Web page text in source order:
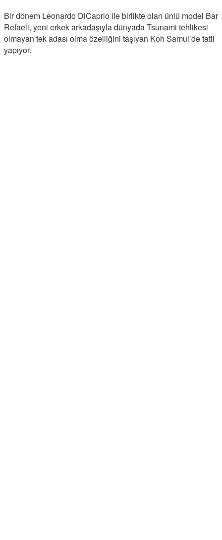
Bir dönem Leonardo DiCaprio ile birlikte olan ünlü model Bar
Refaeli, yeni erkek arkadaşıyla dünyada Tsunami tehlikesi
olmayan tek adası olma özelliğini taşıyan Koh Samui’de tatil
yapıyor.